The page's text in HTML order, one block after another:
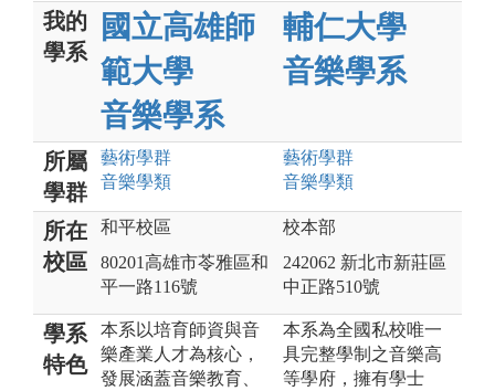
我的
學系
國立高雄師
範大學
音樂學系
輔仁大學
音樂學系
所屬
學群
藝術學群
音樂學類
藝術學群
音樂學類
所在
校區
和平校區
80201高雄市苓雅區和
平一路116號
校本部
242062 新北市新莊區
中正路510號
學系
特色
本系以培育師資與音
樂產業人才為核心，
發展涵蓋音樂教育、
本系為全國私校唯一
具完整學制之音樂高
等學府，擁有學士